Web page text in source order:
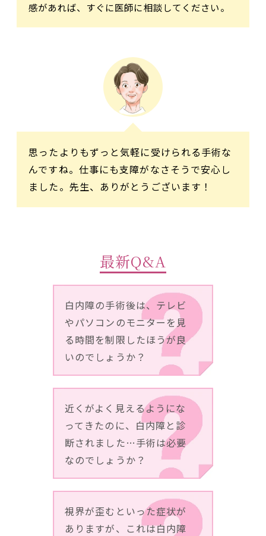
感があれば、すぐに医師に相談してください。
思ったよりもずっと気軽に受けられる手術な
んですね。仕事にも支障がなさそうで安心し
ました。先生、ありがとうございます！
最新Q&A
白内障の手術後は、テレビ
やパソコンのモニターを見
る時間を制限したほうが良
いのでしょうか？
近くがよく見えるようにな
ってきたのに、白内障と診
断されました…手術は必要
なのでしょうか？
視界が歪むといった症状が
ありますが、これは白内障